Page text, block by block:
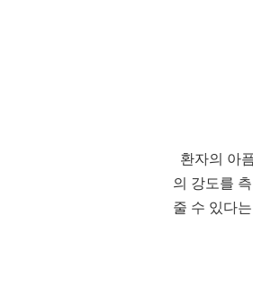
환자의 아
의 강도를
줄 수 있다